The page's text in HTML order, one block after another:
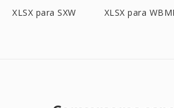
XLSX para SXW XLSX para